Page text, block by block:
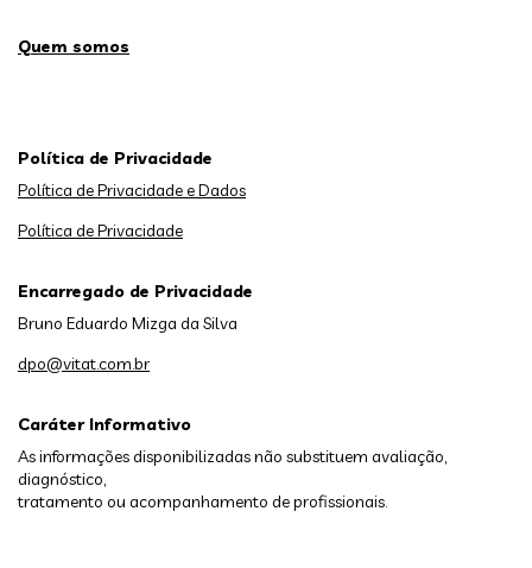
Quem somos
Caráter Informativo
As informações disponibilizadas não substituem avaliação,
diagnóstico,
tratamento ou acompanhamento de profissionais.
Política de Privacidade
Política de Privacidade e Dados
Política de Privacidade
Encarregado de Privacidade
Bruno Eduardo Mizga da Silva
dpo@vitat.com.br